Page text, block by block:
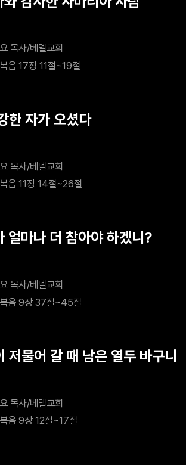
목사/베델교회
음 17장 11절~19절
한 자가 오셨다
목사/베델교회
음 11장 14절~26절
얼마나 더 참아야 하겠니?
목사/베델교회
음 9장 37절~45절
물어 갈 때 남은 열두 바구니
목사/베델교회
음 9장 12절~17절